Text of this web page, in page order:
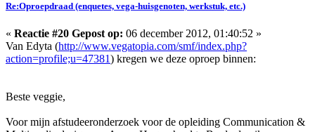
Re:Oproepdraad (enquetes, vega-huisgenoten, werkstuk, etc.)
« Reactie #20 Gepost op: 06 december 2012, 01:40:52 »
Van Edyta (http://www.vegatopia.com/smf/index.php?
action=profile;u=47381) kregen we deze oproep binnen:
Beste veggie,
Voor mijn afstudeeronderzoek voor de opleiding Communication &